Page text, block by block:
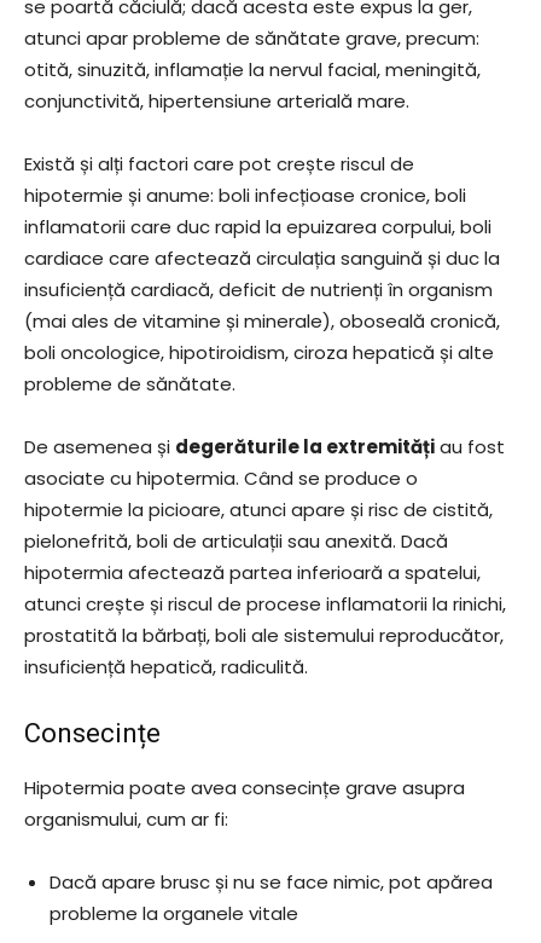
se poartă căciulă; dacă acesta este expus la ger,
atunci apar probleme de sănătate grave, precum:
otită, sinuzită, inflamație la nervul facial, meningită,
conjunctivită, hipertensiune arterială mare.
Există și alți factori care pot crește riscul de
hipotermie și anume: boli infecțioase cronice, boli
inflamatorii care duc rapid la epuizarea corpului, boli
cardiace care afectează circulația sanguină și duc la
insuficiență cardiacă, deficit de nutrienți în organism
(mai ales de vitamine și minerale), oboseală cronică,
boli oncologice, hipotiroidism, ciroza hepatică și alte
probleme de sănătate.
De asemenea și degerăturile la extremitățiau fost
asociate cu hipotermia. Când se produce o
hipotermie la picioare, atunci apare și risc de cistită,
pielonefrită, boli de articulații sau anexită. Dacă
hipotermia afectează partea inferioară a spatelui,
atunci crește și riscul de procese inflamatorii la rinichi,
prostatită la bărbați, boli ale sistemului reproducător,
insuficiență hepatică, radiculită.
Consecințe
Hipotermia poate avea consecințe grave asupra
organismului, cum ar fi:
Dacă apare brusc și nu se face nimic, pot apărea
probleme la organele vitale